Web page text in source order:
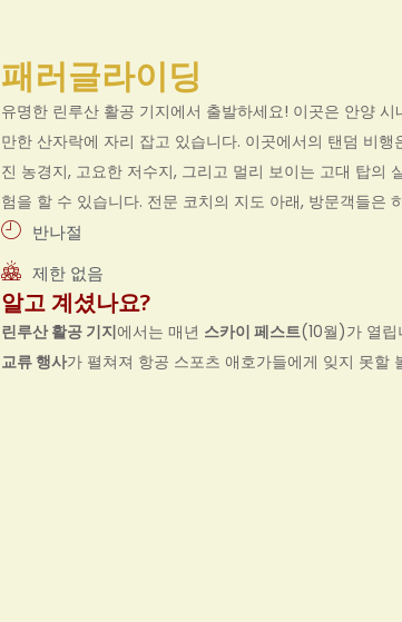
패러글라이딩
유명한 린루산 활공 기지에서 출발하세요! 이곳은 안양
만한 산자락에 자리 잡고 있습니다. 이곳에서의 탠덤 비
진 농경지, 고요한 저수지, 그리고 멀리 보이는 고대 탑의
험을 할 수 있습니다. 전문 코치의 지도 아래, 방문객들은
반나절
제한 없음
알고 계셨나요?
린루산 활공 기지에서는 매년 스카이 페스트(10월)가 열립
교류 행사가 펼쳐져 항공 스포츠 애호가들에게 잊지 못할